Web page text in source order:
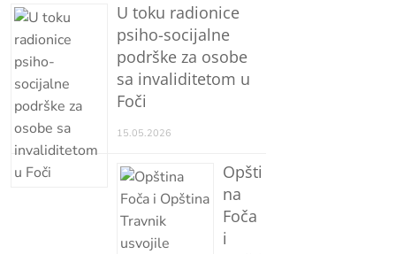
U toku radionice
psiho-socijalne
podrške za osobe
sa invaliditetom u
Foči
15.05.2026
Opšti
na
Foča
i